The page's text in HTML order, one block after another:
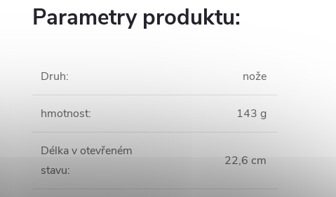
Parametry produktu:
Druh: nože
hmotnost: 143 g
Délka v otevřeném
stavu:
22,6 cm